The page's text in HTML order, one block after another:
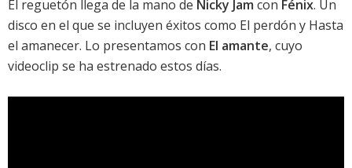
El reguetón llega de la mano de Nicky Jam con Fénix. Un
disco en el que se incluyen éxitos como El perdón y Hasta
el amanecer. Lo presentamos con El amante, cuyo
videoclip se ha estrenado estos días.